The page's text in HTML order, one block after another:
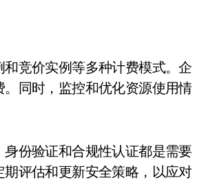
竞价实例等多种计费模式。企
同时，监控和优化资源使用情
份验证和合规性认证都是需要
评估和更新安全策略，以应对